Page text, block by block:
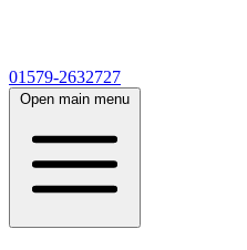
01579-2632727
Open main menu